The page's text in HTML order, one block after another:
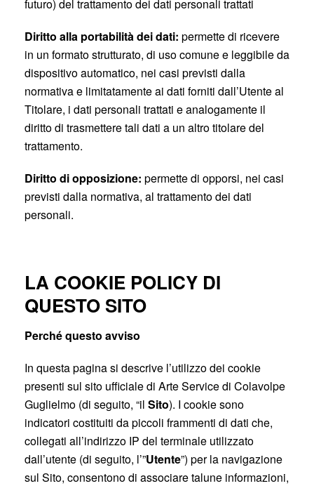
futuro) del trattamento dei dati personali trattati
Diritto alla portabilità dei dati: permette di ricevere
in un formato strutturato, di uso comune e leggibile da
dispositivo automatico, nei casi previsti dalla
normativa e limitatamente ai dati forniti dall’Utente al
Titolare, i dati personali trattati e analogamente il
diritto di trasmettere tali dati a un altro titolare del
trattamento.
Diritto di opposizione: permette di opporsi, nei casi
previsti dalla normativa, al trattamento dei dati
personali.
LA COOKIE POLICY DI
QUESTO SITO
Perché questo avviso
In questa pagina si descrive l’utilizzo dei cookie
presenti sul sito ufficiale di Arte Service di Colavolpe
Guglielmo (di seguito, “il Sito). I cookie sono
indicatori costituiti da piccoli frammenti di dati che,
collegati all’indirizzo IP del terminale utilizzato
dall’utente (di seguito, l’”Utente”) per la navigazione
sul Sito, consentono di associare talune informazioni,